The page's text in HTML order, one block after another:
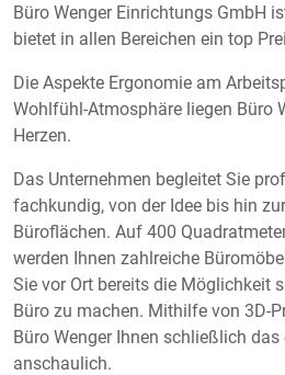
Büro Wenger Einrichtungs GmbH
bietet in allen Bereichen ein top
Die Aspekte Ergonomie am
Wohlfühl-Atmosphäre liegen Büro
Herzen.
Das Unternehmen begleitet Sie
fachkundig, von der Idee bis hin
Büroflächen. Auf 400
werden Ihnen zahlreiche
Sie vor Ort bereits die Möglichkeit
Büro zu machen. Mithilfe von 3D-
Büro Wenger Ihnen schließlich
anschaulich.